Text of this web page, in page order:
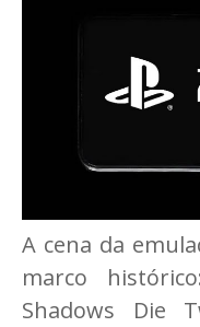
A cena da
marco
Shadows Die